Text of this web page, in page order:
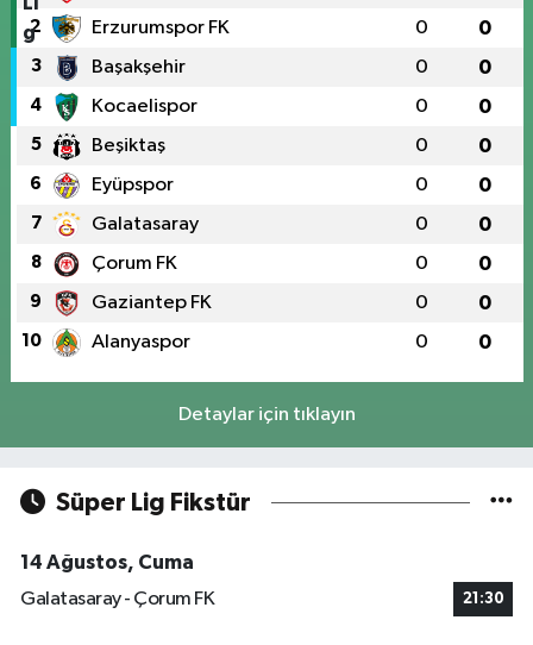
2 Erzurumspor FK 0 0
3 Başakşehir 0 0
4 Kocaelispor 0 0
5 Beşiktaş 0 0
6 Eyüpspor 0 0
7 Galatasaray 0 0
8 Çorum FK 0 0
9 Gaziantep FK 0 0
10 Alanyaspor 0 0
Detaylar için tıklayın
Süper Lig Fikstür
14 Ağustos, Cuma
Galatasaray - Çorum FK
21:30